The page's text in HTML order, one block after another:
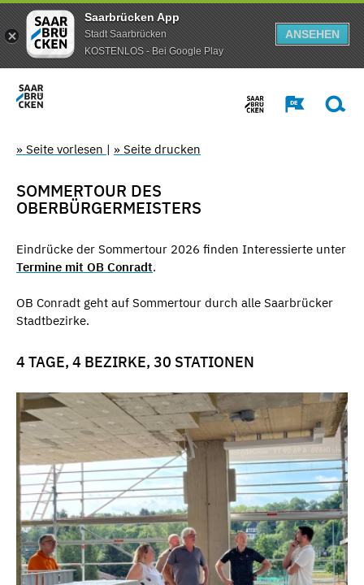
Saarbrücken App
Stadt Saarbrücken
KOSTENLOS - Bei Google Play
ANSEHEN
» Seite vorlesen | » Seite drucken
SOMMERTOUR DES
OBERBÜRGERMEISTERS
Eindrücke der Sommertour 2026 finden Interessierte unter
Termine mit OB Conradt.
OB Conradt geht auf Sommertour durch alle Saarbrücker
Stadtbezirke.
4 TAGE, 4 BEZIRKE, 30 STATIONEN